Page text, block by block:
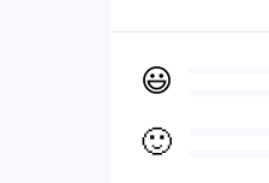
😃
🙂